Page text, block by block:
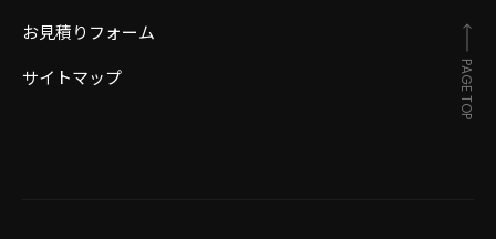
お見積りフォーム
サイトマップ
PAGE TOP